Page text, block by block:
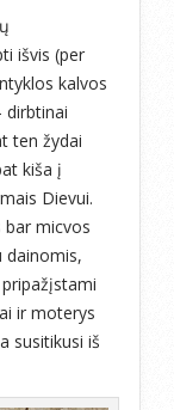
išvis (per
kalvos
dirbtinai
ten žydai
kiša į
Dievui.
bar micvos
dainomis,
ir moterys
susitikusi iš